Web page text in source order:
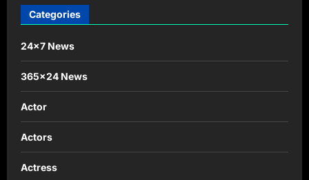
Categories
24×7 News
365×24 News
Actor
Actors
Actress